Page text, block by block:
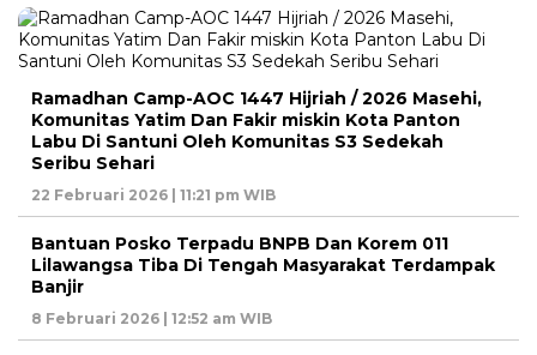
Ramadhan Camp-AOC 1447 Hijriah / 2026 Masehi,
Komunitas Yatim Dan Fakir miskin Kota Panton
Labu Di Santuni Oleh Komunitas S3 Sedekah
Seribu Sehari
22 Februari 2026 | 11:21 pm WIB
Bantuan Posko Terpadu BNPB Dan Korem 011
Lilawangsa Tiba Di Tengah Masyarakat Terdampak
Banjir
8 Februari 2026 | 12:52 am WIB